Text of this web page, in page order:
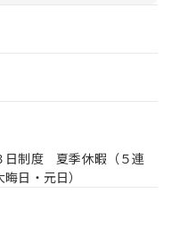
日制度 夏季休暇（５連
日・元日）